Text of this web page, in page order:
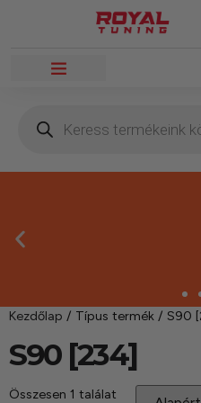
Kínálatunkban
Kezdőlap / Típus termék / S90
S90 [234]
Összesen 1 találat